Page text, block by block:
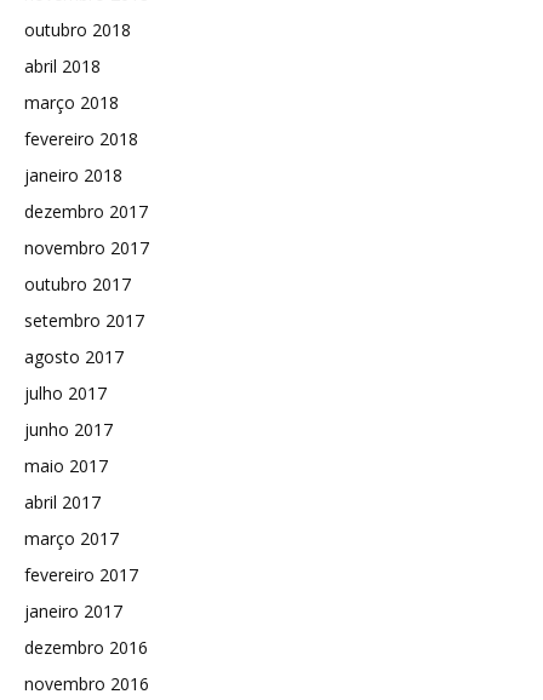
outubro 2018
abril 2018
março 2018
fevereiro 2018
janeiro 2018
dezembro 2017
novembro 2017
outubro 2017
setembro 2017
agosto 2017
julho 2017
junho 2017
maio 2017
abril 2017
março 2017
fevereiro 2017
janeiro 2017
dezembro 2016
novembro 2016